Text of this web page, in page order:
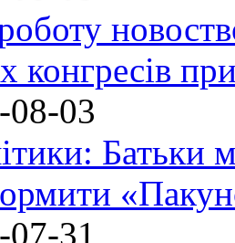
конгресів
08-03
Батьки
31